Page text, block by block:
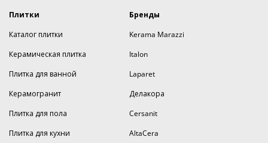
Плитки
Каталог плитки
Керамическая плитка
Плитка для ванной
Керамогранит
Плитка для пола
Плитка для кухни
Бренды
Kerama Marazzi
Italon
Laparet
Делакора
Cersanit
AltaCera